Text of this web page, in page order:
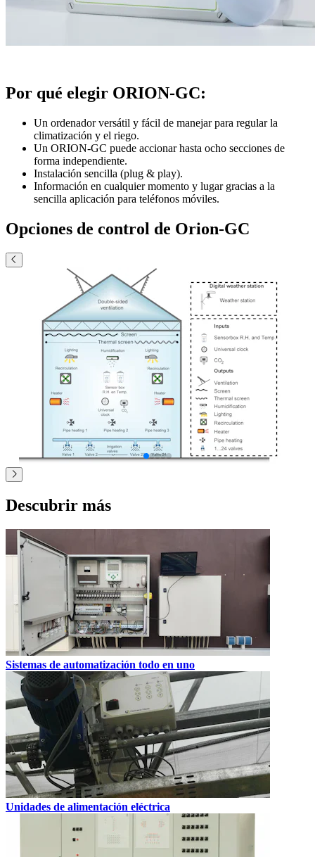
Por qué elegir ORION-GC:
Un ordenador versátil y fácil de manejar para regular la
climatización y el riego.
Un ORION-GC puede accionar hasta ocho secciones de
forma independiente.
Instalación sencilla (plug & play).
Información en cualquier momento y lugar gracias a la
sencilla aplicación para teléfonos móviles.
Opciones de control de Orion-GC
Descubrir más
Sistemas de automatización todo en uno
Unidades de alimentación eléctrica